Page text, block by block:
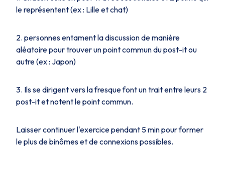
le représentent (ex : Lille et chat)
2. personnes entament la discussion de manière
aléatoire pour trouver un point commun du post-it ou
autre (ex : Japon)
3. Ils se dirigent vers la fresque font un trait entre leurs 2
post-it et notent le point commun.
Laisser continuer l'exercice pendant 5 min pour former
le plus de binômes et de connexions possibles.